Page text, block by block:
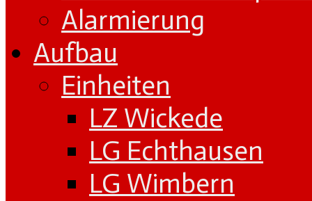
Alarmierung
Aufbau
Einheiten
LZ Wickede
LG Echthausen
LG Wimbern